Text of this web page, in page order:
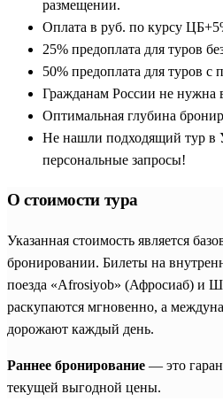
размещении.
Оплата в руб. по курсу
25% предоплата для туров
50% предоплата для туров с
Гражданам России не нужна
Оптимальная глубина
Не нашли подходящий тур в
персональные запросы!
О стоимости тура
Указанная стоимость является
бронировании. Билеты на
поезда «Afrosiyob» (Афросиаб) и
раскупаются мгновенно, а
дорожают каждый день.
Раннее бронирование — это
текущей выгодной цены.